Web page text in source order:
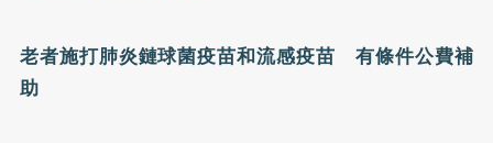
老者施打肺炎鏈球菌疫苗和流感疫苗 有條件公費補
助